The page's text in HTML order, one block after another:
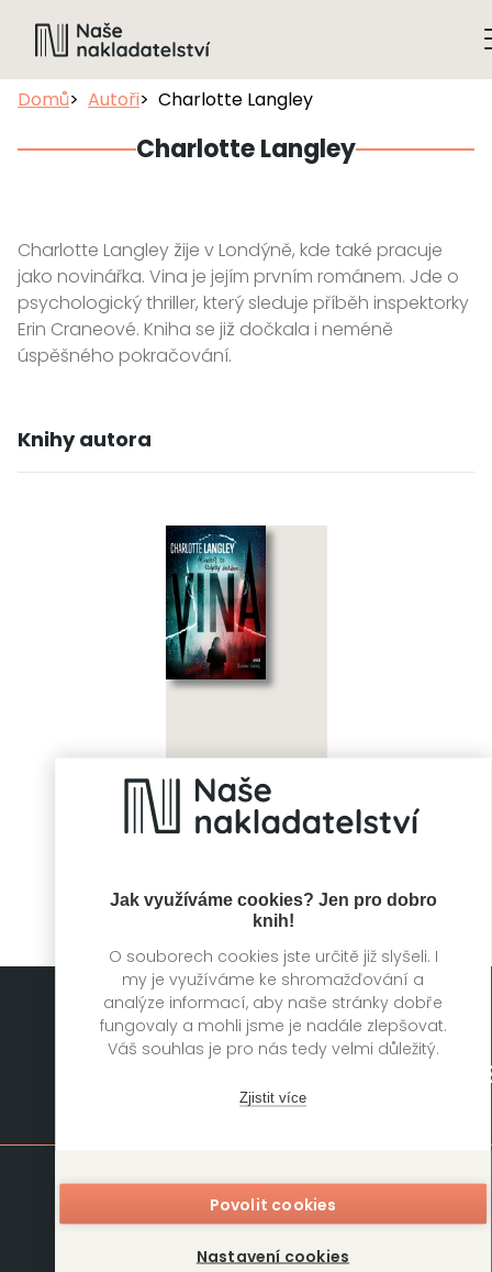
Jak využíváme cookies? Jen pro dobro
knih!
O souborech cookies jste určitě již slyšeli. I
my je využíváme ke shromažďování a
analýze informací, aby naše stránky dobře
fungovaly a mohli jsme je nadále zlepšovat.
Váš souhlas je pro nás tedy velmi důležitý.
Zjistit více
Povolit cookies
Nastavení cookies
Domů Autoři Charlotte Langley
Charlotte Langley
Charlotte Langley žije v Londýně, kde také pracuje
jako novinářka. Vina je jejím prvním románem. Jde o
psychologický thriller, který sleduje příběh inspektorky
Erin Craneové. Kniha se již dočkala i neméně
úspěšného pokračování.
Knihy autora
Vina
Charlotte Langley
Mapa stránek
Knihy
Autoři
Rukopisy
Foreign Rights
Kariéra